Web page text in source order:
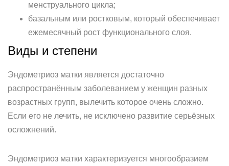
менструального цикла;
базальным или ростковым, который обеспечивает
ежемесячный рост функционального слоя.
Виды и степени
Эндометриоз матки является достаточно
распространённым заболеванием у женщин разных
возрастных групп, вылечить которое очень сложно.
Если его не лечить, не исключено развитие серьёзных
осложнений.
Эндометриоз матки характеризуется многообразием